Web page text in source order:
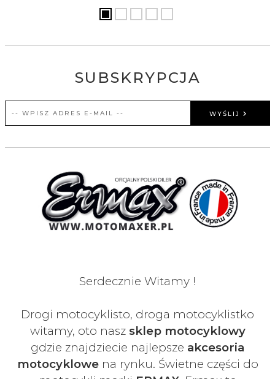
SUBSKRYPCJA
WYŚLIJ
Serdecznie Witamy !
Drogi motocyklisto, droga motocyklistko
witamy, oto nasz sklep motocyklowy
gdzie znajdziecie najlepsze akcesoria
motocyklowena rynku. Świetne części do